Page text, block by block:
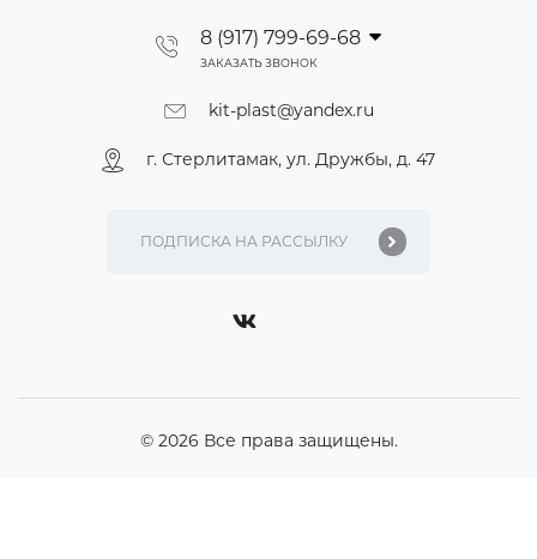
8 (917) 799-69-68
ЗАКАЗАТЬ ЗВОНОК
kit-plast@yandex.ru
г. Стерлитамак, ул. Дружбы, д. 47
© 2026 Все права защищены.